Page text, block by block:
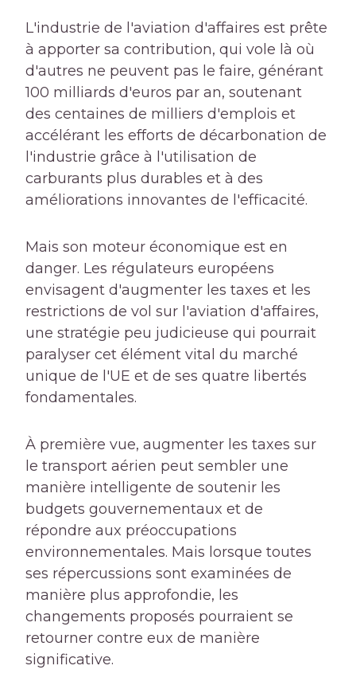
L'industrie de l'aviation d'affaires est prête
à apporter sa contribution, qui vole là où
d'autres ne peuvent pas le faire, générant
100 milliards d'euros par an, soutenant
des centaines de milliers d'emplois et
accélérant les efforts de décarbonation de
l'industrie grâce à l'utilisation de
carburants plus durables et à des
améliorations innovantes de l'efficacité.
Mais son moteur économique est en
danger. Les régulateurs européens
envisagent d'augmenter les taxes et les
restrictions de vol sur l'aviation d'affaires,
une stratégie peu judicieuse qui pourrait
paralyser cet élément vital du marché
unique de l'UE et de ses quatre libertés
fondamentales.
À première vue, augmenter les taxes sur
le transport aérien peut sembler une
manière intelligente de soutenir les
budgets gouvernementaux et de
répondre aux préoccupations
environnementales. Mais lorsque toutes
ses répercussions sont examinées de
manière plus approfondie, les
changements proposés pourraient se
retourner contre eux de manière
significative.